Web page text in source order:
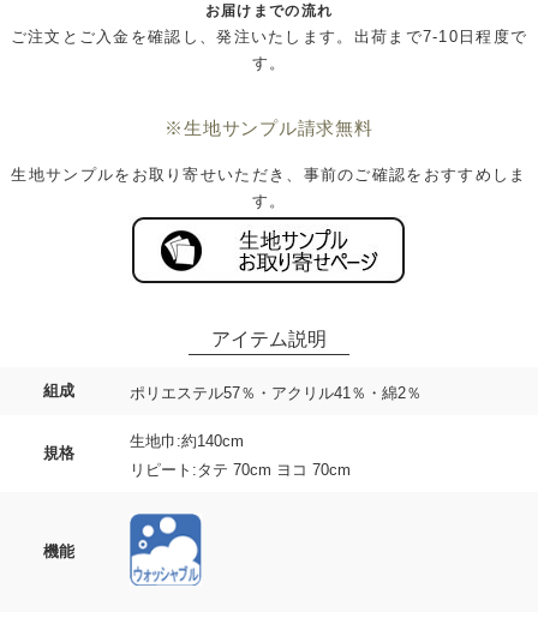
組成 ポリエステル57％・アクリル41％・綿2％
規格
生地巾:約140cm
リピート:タテ 70cm ヨコ 70cm
機能
お届けまでの流れ
ご注文とご入金を確認し、発注いたします。出荷まで7-10日程度で
す。
※生地サンプル請求無料
生地サンプルをお取り寄せいただき、事前のご確認をおすすめしま
す。